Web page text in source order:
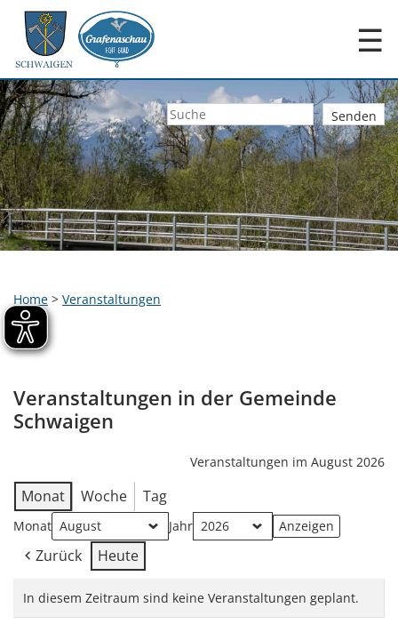
☰
Home > Veranstaltungen
Veranstaltungen in der Gemeinde
Schwaigen
Veranstaltungen im August 2026
Monat Woche Tag
Monat Jahr
Zurück Heute
In diesem Zeitraum sind keine Veranstaltungen geplant.